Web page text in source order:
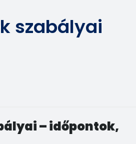
szabályai
– időpontok,